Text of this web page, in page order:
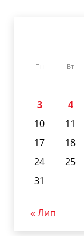
Пн Вт
3
4
10
11
17
18
24
25
31
« Лип